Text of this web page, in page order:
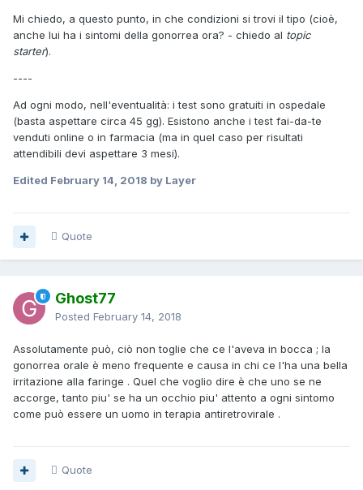
Mi chiedo, a questo punto, in che condizioni si trovi il tipo (cioè,
anche lui ha i sintomi della gonorrea ora? - chiedo al topic
starter).
----
Ad ogni modo, nell'eventualità: i test sono gratuiti in ospedale
(basta aspettare circa 45 gg). Esistono anche i test fai-da-te
venduti online o in farmacia (ma in quel caso per risultati
attendibili devi aspettare 3 mesi).
Edited February 14, 2018 by Layer
Quote
Ghost77
Posted February 14, 2018
Assolutamente può, ciò non toglie che ce l'aveva in bocca ; la
gonorrea orale è meno frequente e causa in chi ce l'ha una bella
irritazione alla faringe . Quel che voglio dire è che uno se ne
accorge, tanto piu' se ha un occhio piu' attento a ogni sintomo
come può essere un uomo in terapia antiretrovirale .
Quote